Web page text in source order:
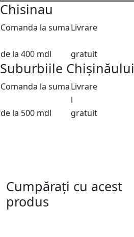
Chisinau
Comanda la sumaLivrare
de la 400 mdl gratuit
Suburbiile Chișinăului
Comanda la sumaLivrare
l
de la 500 mdl
gratuit
Cumpărați cu acest
produs